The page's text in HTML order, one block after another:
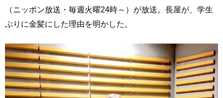
（ニッポン放送・毎週火曜24時～）が放送。長屋が、学生
ぶりに金髪にした理由を明かした。